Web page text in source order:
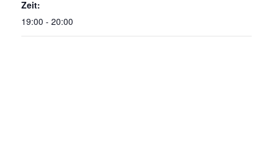
Zeit:
19:00 - 20:00